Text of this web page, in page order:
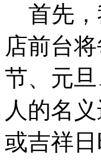
首先，
店前台
节、元
人的名
或吉祥